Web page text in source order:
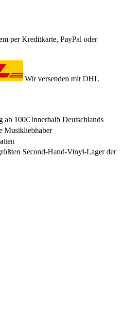
per Kreditkarte, PayPal oder
Wir versenden mit DHL
ab 100€ innerhalb Deutschlands
Musikliebhaber
Second-Hand-Vinyl-Lager der